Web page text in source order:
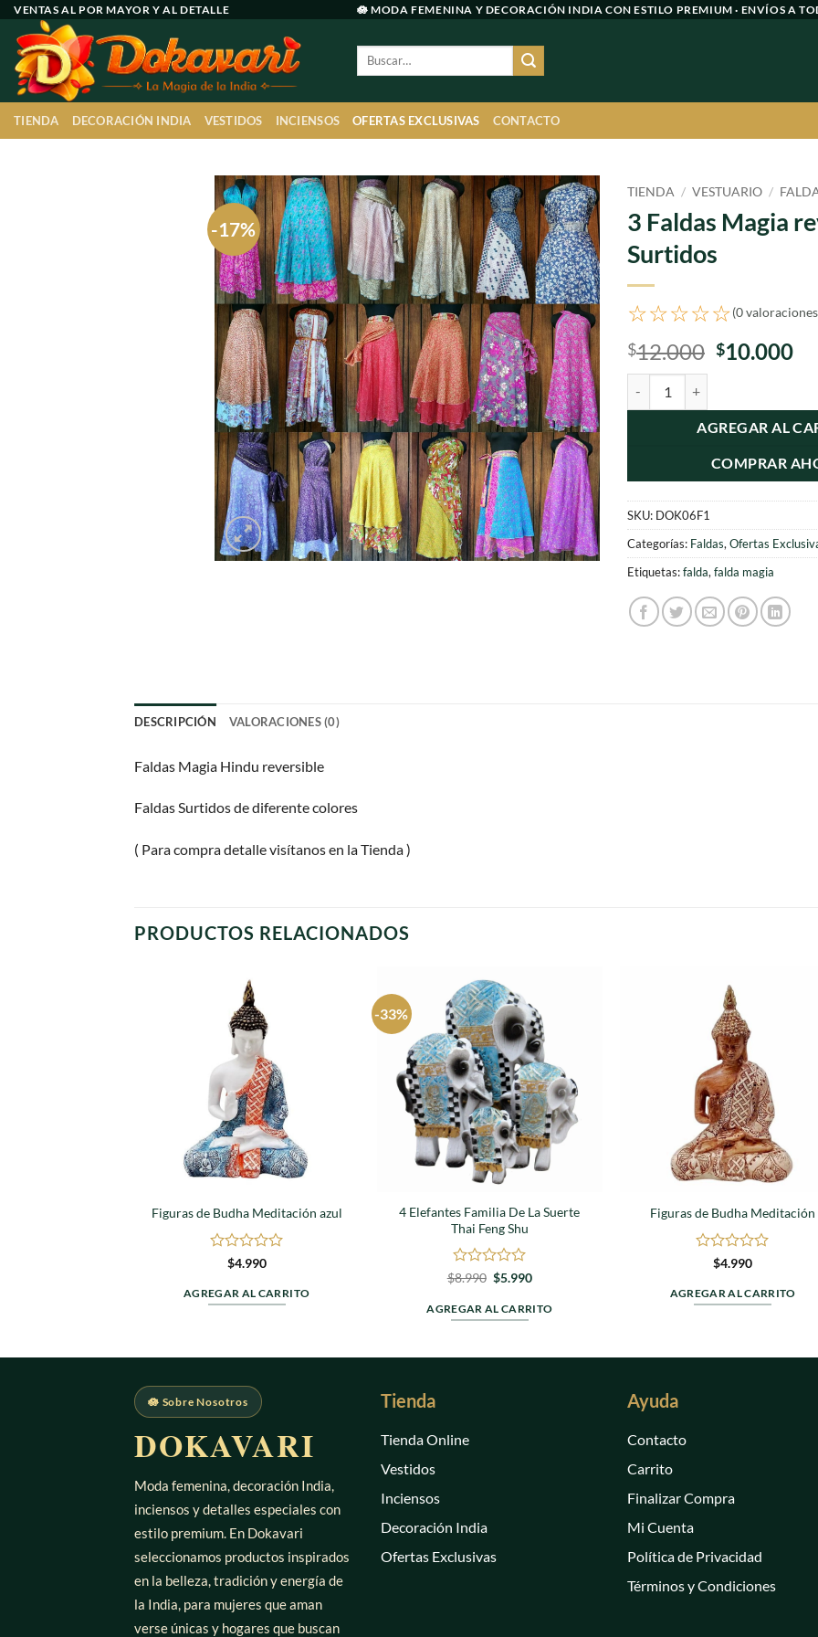
contenido
VENTAS AL POR MAYOR Y AL DETALLE 🪷 MODA FEMENINA Y DECORACIÓN INDIA CON ESTILO PREMIUM · ENVÍOS A
Buscar
TIENDA DECORACIÓN INDIA VESTIDOS INCIENSOS OFERTAS EXCLUSIVAS CONTACTO
-17%
Agregar
a
favoritos
TIENDA / VESTUARIO /
3 Faldas Magia
Surtidos
☆☆☆☆☆(0
$12.000 El
era:
$12.000.
$10.000El
AGREGAR AL
COMPRAR
SKU: DOK06F1
Categorías: Faldas, Ofertas
Etiquetas:falda, falda magia
DESCRIPCIÓN VALORACIONES (0)
Faldas Magia Hindu reversible
Faldas Surtidos de diferente colores
( Para compra detalle visítanos en la Tienda )
PRODUCTOS RELACIONADOS
Figuras de Budha Meditación azul
Valorado
0
de
$4.990
AGREGAR AL CARRITO
-33%
4 Elefantes Familia De La Suerte
Thai Feng Shu
Valorado
0
de
$8.990 El
original
era:
$5.990El
actual
es:
AGREGAR AL CARRITO
Figuras de Budha Meditación
Valorado
0
de
$4.990
AGREGAR AL CARRITO
🪷 Sobre Nosotros
DOKAVARI
Moda femenina, decoración India,
inciensos y detalles especiales con
estilo premium. En Dokavari
seleccionamos productos inspirados
en la belleza, tradición y energía de
la India, para mujeres que aman
verse únicas y hogares que buscan
Tienda
Tienda Online
Vestidos
Inciensos
Decoración India
Ofertas Exclusivas
Ayuda
Contacto
Carrito
Finalizar Compra
Mi Cuenta
Política de Privacidad
Términos y Condiciones